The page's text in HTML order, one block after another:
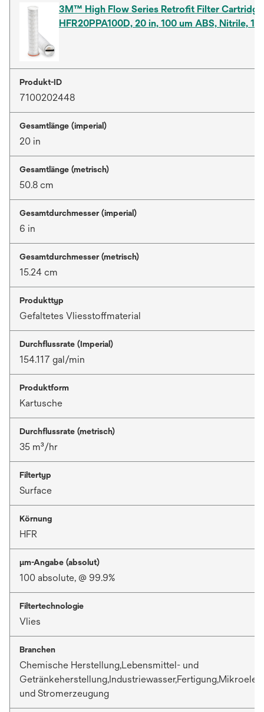
3M™ High Flow Series Retrofit Filter
HFR20PPA100D, 20 in, 100 um ABS, Nitrile, 1/
Produkt-ID
7100202448
Gesamtlänge (imperial)
20 in
Gesamtlänge (metrisch)
50.8 cm
Gesamtdurchmesser (imperial)
6 in
Gesamtdurchmesser (metrisch)
15.24 cm
Produkttyp
Gefaltetes Vliesstoffmaterial
Durchflussrate (Imperial)
154.117 gal/min
Produktform
Kartusche
Durchflussrate (metrisch)
35 m³/hr
Filtertyp
Surface
Körnung
HFR
μm-Angabe (absolut)
100 absolute, @ 99.9%
Filtertechnologie
Vlies
Branchen
Chemische Herstellung,Lebensmittel- und
und Stromerzeugung